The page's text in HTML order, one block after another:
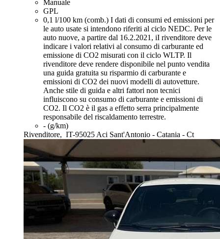
Manuale
GPL
0,1 l/100 km (comb.) I dati di consumi ed emissioni per
le auto usate si intendono riferiti al ciclo NEDC. Per le
auto nuove, a partire dal 16.2.2021, iI rivenditore deve
indicare i valori relativi al consumo di carburante ed
emissione di CO2 misurati con il ciclo WLTP. Il
rivenditore deve rendere disponibile nel punto vendita
una guida gratuita su risparmio di carburante e
emissioni di CO2 dei nuovi modelli di autovetture.
Anche stile di guida e altri fattori non tecnici
influiscono su consumo di carburante e emissioni di
CO2. Il CO2 è il gas a effetto serra principalmente
responsabile del riscaldamento terrestre.
- (g/km)
Rivenditore, IT-95025 Aci Sant'Antonio - Catania - Ct